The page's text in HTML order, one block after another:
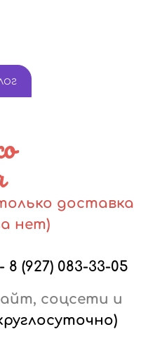
доставка
нет)
- 8 (927) 083-33-05
соцсети и